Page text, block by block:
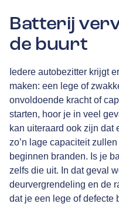
Batterij
de buurt
Iedere autobezitter krijgt
maken: een lege of
onvoldoende kracht of
starten, hoor je in veel
kan uiteraard ook zijn dat
zo’n lage capaciteit
beginnen branden. Is je
zelfs die uit. In dat geval
deurvergrendeling en de
dat je een lege of defecte